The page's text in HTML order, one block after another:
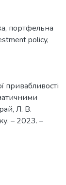
, портфельна
policy,
Л. В.
– 2023. –